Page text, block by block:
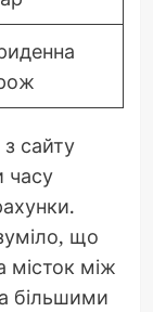
сайту
часу
що
місток між
більшими